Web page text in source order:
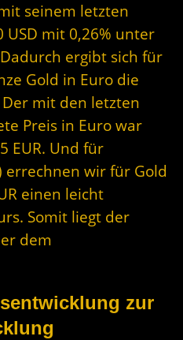
seinem letzten
USD mit 0,26% unter
ergibt sich für
Gold in Euro die
mit den letzten
Preis in Euro war
EUR. Und für
errechnen wir für Gold
einen leicht
Somit liegt der
dem
zur